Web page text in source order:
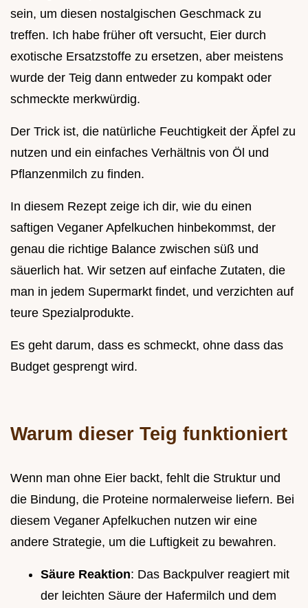
sein, um diesen nostalgischen Geschmack zu
treffen. Ich habe früher oft versucht, Eier durch
exotische Ersatzstoffe zu ersetzen, aber meistens
wurde der Teig dann entweder zu kompakt oder
schmeckte merkwürdig.
Der Trick ist, die natürliche Feuchtigkeit der Äpfel zu
nutzen und ein einfaches Verhältnis von Öl und
Pflanzenmilch zu finden.
In diesem Rezept zeige ich dir, wie du einen
saftigen Veganer Apfelkuchen hinbekommst, der
genau die richtige Balance zwischen süß und
säuerlich hat. Wir setzen auf einfache Zutaten, die
man in jedem Supermarkt findet, und verzichten auf
teure Spezialprodukte.
Es geht darum, dass es schmeckt, ohne dass das
Budget gesprengt wird.
Warum dieser Teig funktioniert
Wenn man ohne Eier backt, fehlt die Struktur und
die Bindung, die Proteine normalerweise liefern. Bei
diesem Veganer Apfelkuchen nutzen wir eine
andere Strategie, um die Luftigkeit zu bewahren.
Säure Reaktion: Das Backpulver reagiert mit
der leichten Säure der Hafermilch und dem